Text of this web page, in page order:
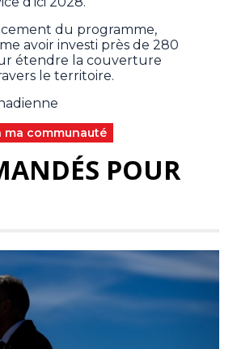
du programme,
avoir investi près de 280
étendre la couverture
le territoire.
ma communauté
POUR